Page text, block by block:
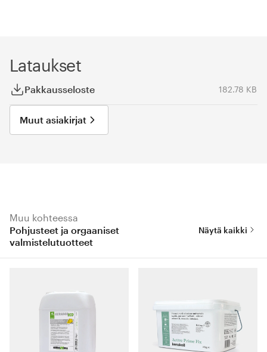
Lataukset
Pakkausseloste 182.78 KB
Muut asiakirjat
Muu kohteessa
Pohjusteet ja orgaaniset
valmistelutuotteet
Näytä kaikki